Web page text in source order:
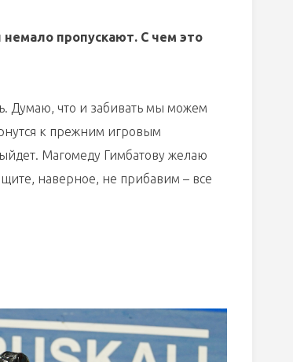
пропускают. С чем это
Думаю, что и забивать мы можем
к прежним игровым
Магомеду Гимбатову желаю
наверное, не прибавим – все